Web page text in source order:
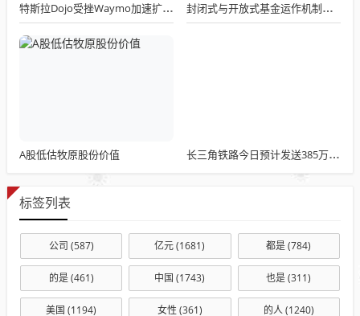
特斯拉Dojo受挫Waymo加速扩张 自动驾驶产业迎来关键转折点 封闭式与开放式基金运作机制差异调查：流动性与收益性的平衡艺术
A股低估牧原股份价值 长三角铁路今日预计发送385万人次
标签列表
公司 (587) 亿元(1681) 都是(784)
的是(461) 中国 (1743) 也是(311)
美国 (1194) 女性 (361) 的人(1240)